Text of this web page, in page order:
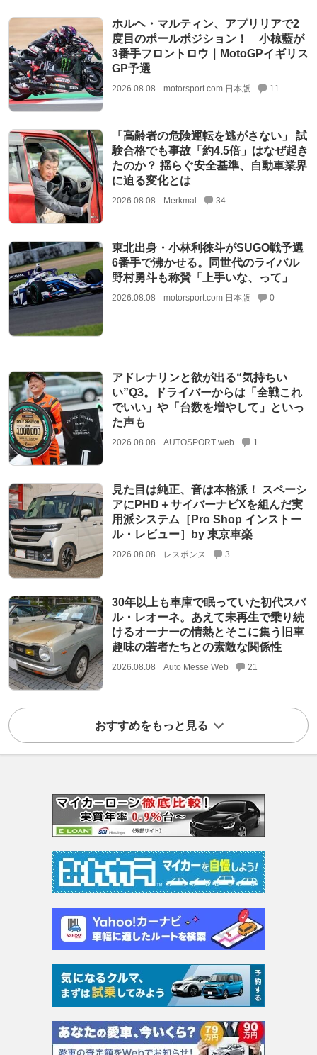
ホルヘ・マルティン、アプリリアで2
度目のポールポジション！ 小椋藍が
3番手フロントロウ｜MotoGPイギリス
GP予選
2026.08.08 motorsport.com 日本版 11
「高齢者の危険運転を逃がさない」 試
験合格でも事故「約4.5倍」はなぜ起き
たのか？ 揺らぐ安全基準、自動車業界
に迫る変化とは
2026.08.08 Merkmal 34
東北出身・小林利徠斗がSUGO戦予選
6番手で沸かせる。同世代のライバル
野村勇斗も称賛「上手いな、って」
2026.08.08 motorsport.com 日本版 0
アドレナリンと欲が出る“気持ちい
い”Q3。ドライバーからは「全戦これ
でいい」や「台数を増やして」といっ
た声も
2026.08.08 AUTOSPORT web 1
見た目は純正、音は本格派！ スペーシ
アにPHD＋サイバーナビXを組んだ実
用派システム［Pro Shop インストー
ル・レビュー］by 東京車楽
2026.08.08 レスポンス 3
30年以上も車庫で眠っていた初代スバ
ル・レオーネ。あえて未再生で乗り続
けるオーナーの情熱とそこに集う旧車
趣味の若者たちとの素敵な関係性
2026.08.08 Auto Messe Web 21
おすすめをもっと見る